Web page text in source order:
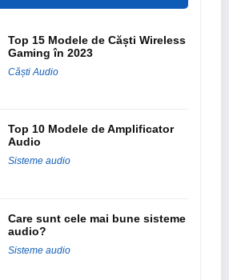
Top 15 Modele de Căști Wireless
Gaming în 2023
Căști Audio
Top 10 Modele de Amplificator
Audio
Sisteme audio
Care sunt cele mai bune sisteme
audio?
Sisteme audio